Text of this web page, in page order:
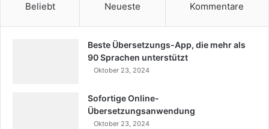
Beliebt Neueste Kommentare
Beste Übersetzungs-App, die mehr als
90 Sprachen unterstützt
Oktober 23, 2024
Sofortige Online-
Übersetzungsanwendung
Oktober 23, 2024